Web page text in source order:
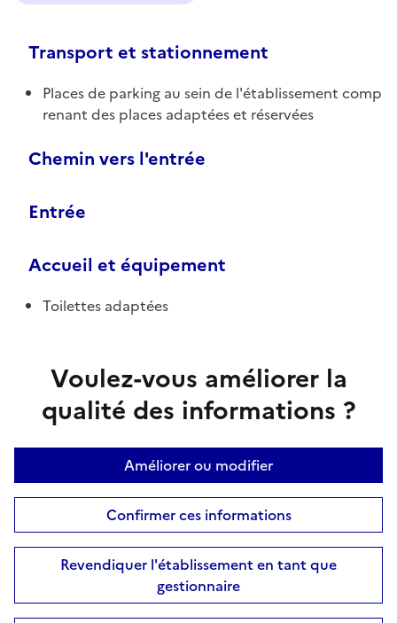
Transport et stationnement
Places de parking au sein de l'établissement comp
renant des places adaptées et réservées
Chemin vers l'entrée
Entrée
Accueil et équipement
Toilettes adaptées
Voulez-vous améliorer la
qualité des informations ?
Améliorer ou modifier
Confirmer ces informations
Revendiquer l'établissement en tant que
gestionnaire